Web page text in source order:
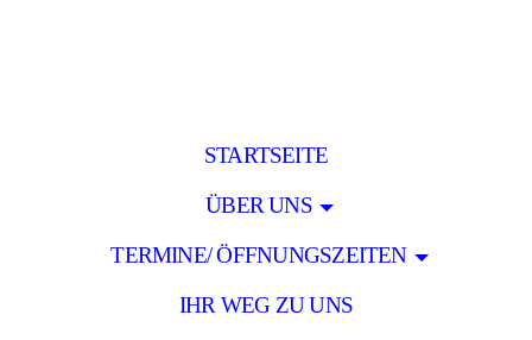
STARTSEITE
ÜBER UNS
TERMINE/ ÖFFNUNGSZEITEN
IHR WEG ZU UNS